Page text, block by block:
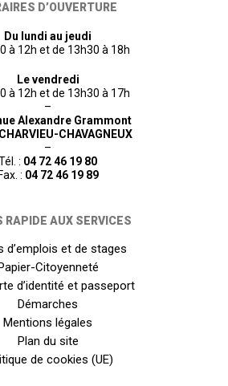
D’OUVERTURE
Du lundi au jeudi
à 12h et de 13h30 à 18h
Le vendredi
à 12h et de 13h30 à 17h
–
Alexandre Grammont
CHAVAGNEUX
–
: 04 72 46 19 80
Fax. : 04 72 46 19 89
RAPIDE AUX SERVICES
d’emplois et de stages
Citoyenneté
d’identité et passeport
Démarches
Mentions légales
Plan du site
de cookies (UE)